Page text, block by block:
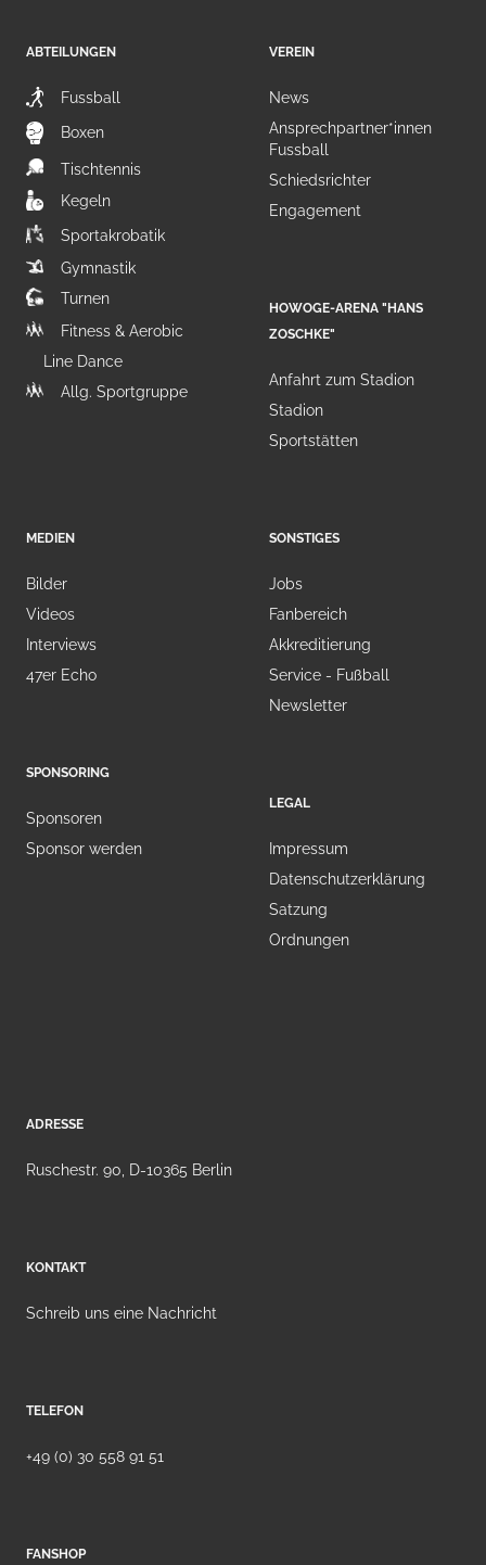
ABTEILUNGEN
Fussball
Boxen
Tischtennis
Kegeln
Sportakrobatik
Gymnastik
Turnen
Fitness & Aerobic
Line Dance
Allg. Sportgruppe
VEREIN
News
Ansprechpartner*innen
Fussball
Schiedsrichter
Engagement
HOWOGE-ARENA "HANS
ZOSCHKE"
Anfahrt zum Stadion
Stadion
Sportstätten
MEDIEN
Bilder
Videos
Interviews
47er Echo
SPONSORING
Sponsoren
Sponsor werden
SONSTIGES
Jobs
Fanbereich
Akkreditierung
Service - Fußball
Newsletter
LEGAL
Impressum
Datenschutzerklärung
Satzung
Ordnungen
ADRESSE
Ruschestr. 90, D-10365 Berlin
KONTAKT
Schreib uns eine Nachricht
TELEFON
+49 (0) 30 558 91 51
FANSHOP